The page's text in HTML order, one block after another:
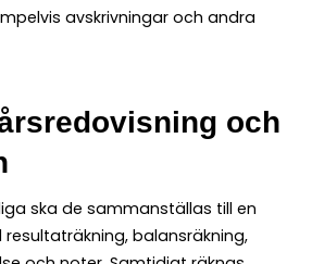
avskrivningar och andra
och
ska de sammanställas till en
balansräkning,